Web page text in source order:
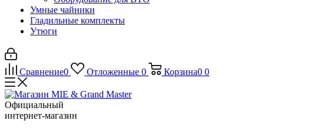
Умные чайники
Гладильные комплекты
Утюги
Сравнение0 Отложенные 0 Корзина0 0
Официальный
интернет-магазин